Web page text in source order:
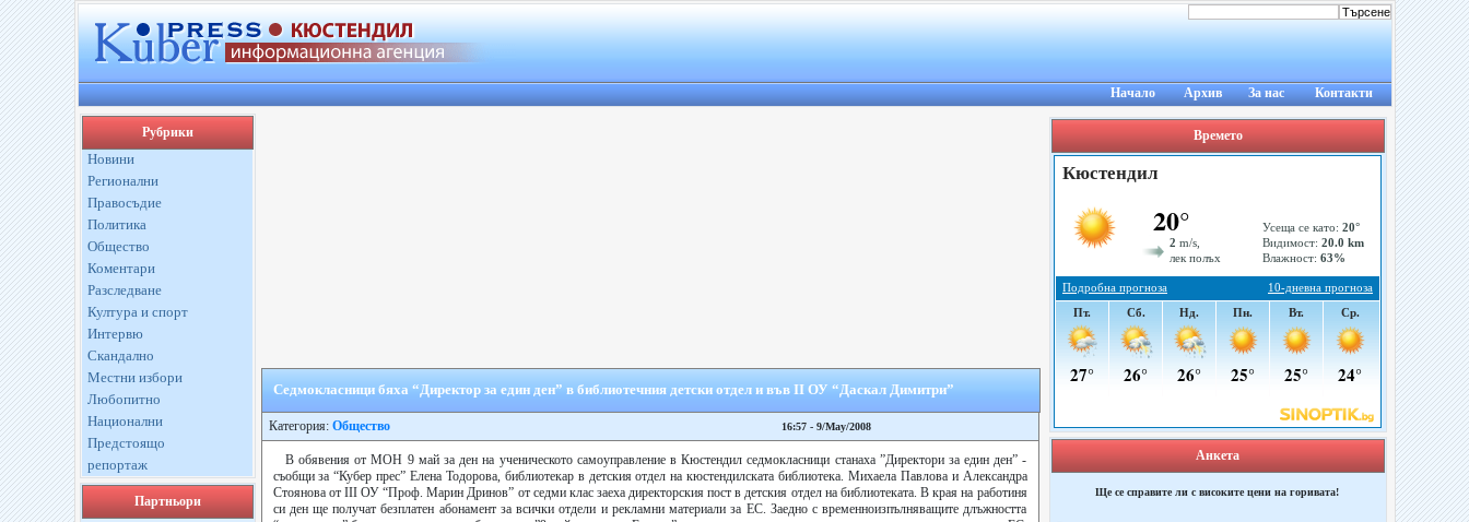
Начало Архив За нас Контакти
Рубрики
Новини
Регионални
Правосъдие
Политика
Общество
Коментари
Разследване
Култура и спорт
Интервю
Скандално
Местни избори
Любопитно
Национални
Предстоящо
репортаж
Партньори
Седмокласници бяха “Директор за един ден” в библиотечния детски отдел и във ІІ ОУ “Даскал Димитри”
Категория: Общество 16:57 - 9/May/2008
В обявения от МОН 9 май за ден на ученическото самоуправление в Кюстендил седмокласници станаха ”Директори за един ден” -
съобщи за “Кубер прес” Елена Тодорова, библиотекар в детския отдел на кюстендилската библиотека. Михаела Павлова и Александра
Стоянова от ІІІ ОУ “Проф. Марин Дринов” от седми клас заеха директорския пост в детския отдел на библиотеката. В края на работиня
си ден ще получат безплатен абонамент за всички отдели и рекламни материали за ЕС. Заедно с временноизпълняващите длъжността
Времето
Анкета
Ще се справите ли с високите цени на горивата!